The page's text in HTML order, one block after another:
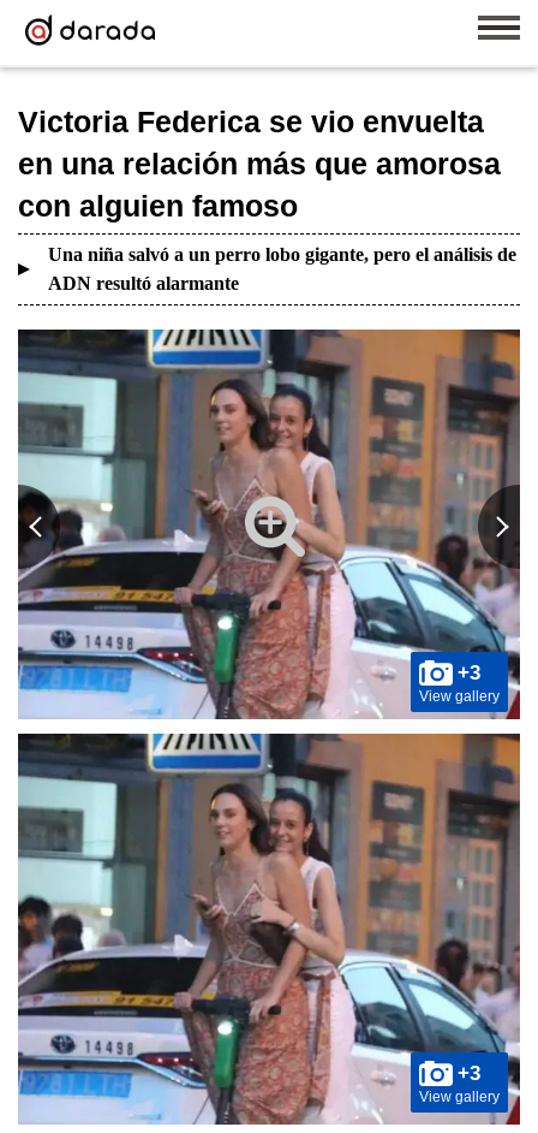
Victoria Federica se vio envuelta
en una relación más que amorosa
con alguien famoso
Una niña salvó a un perro lobo gigante, pero el análisis de
ADN resultó alarmante
+3
View gallery
+3
View gallery